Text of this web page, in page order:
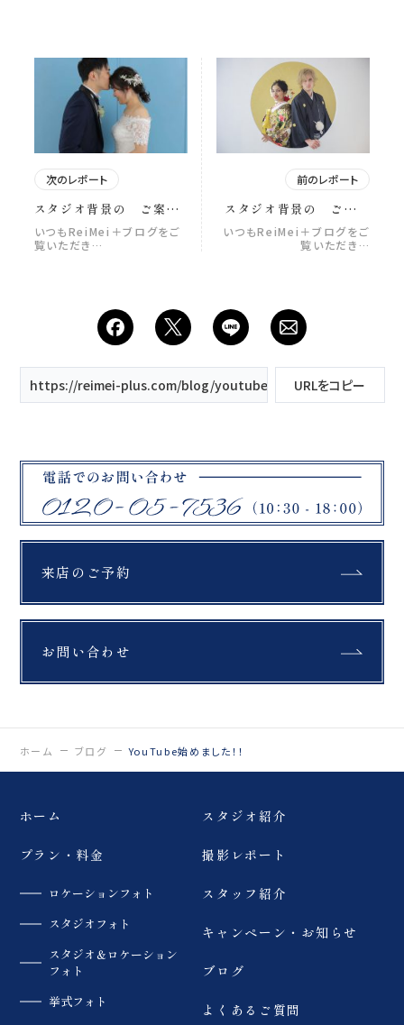
次のレポート
スタジオ背景の ご案内
10
いつもReiMei＋ブログをご
覧いただき…
前のレポート
スタジオ背景の ご紹介
９
いつもReiMei＋ブログをご
覧いただき…
https://reimei-plus.com/blog/youtube始めました！！/
URLをコピー
来店のご予約
お問い合わせ
ホーム ブログ YouTube始めました！！
ホーム
プラン・料金
ロケーションフォト
スタジオフォト
スタジオ＆ロケーション
フォト
挙式フォト
スタジオ紹介
撮影レポート
スタッフ紹介
キャンペーン・お知らせ
ブログ
よくあるご質問